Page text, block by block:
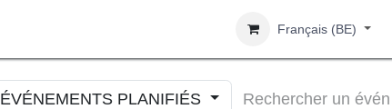
Français (BE)
ÉVÉNEMENTS PLANIFIÉS